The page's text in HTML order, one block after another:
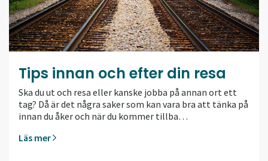
Tips innan och efter din resa
Ska du ut och resa eller kanske jobba på annan ort ett
tag? Då är det några saker som kan vara bra att tänka på
innan du åker och när du kommer tillba…
Läs mer